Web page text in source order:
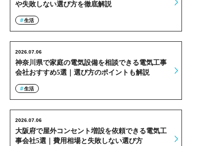
や失敗しない選び方を徹底解説
生活
神奈川県で家庭の電気設備を相談できる電気工事
会社おすすめ5選｜選び方のポイントも解説
2026.07.06
生活
大阪府で屋外コンセント増設を依頼できる電気工
事会社5選｜費用相場と失敗しない選び方
2026.07.06